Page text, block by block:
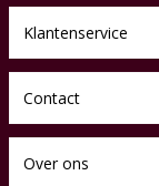
Klantenservice
Contact
Over ons